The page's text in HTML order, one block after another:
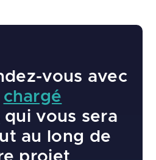
vous avec
chargé
qui vous sera
au long de